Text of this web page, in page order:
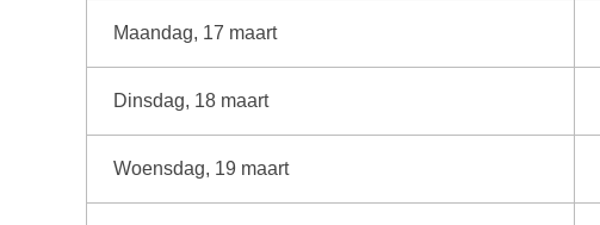
Maandag, 17 maart
Dinsdag, 18 maart
Woensdag, 19 maart